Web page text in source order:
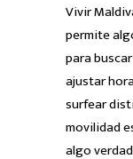
Vivir
permite
para
ajustar
surfear
movilidad
algo